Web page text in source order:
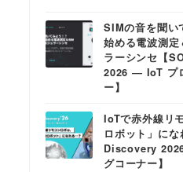
SIMの音を聞い
始める電波測
ラーシンセ【
2026 ― IoT プ
ー】
IoTで赤外線リ
ロボット」に
Discovery
グコーナー】